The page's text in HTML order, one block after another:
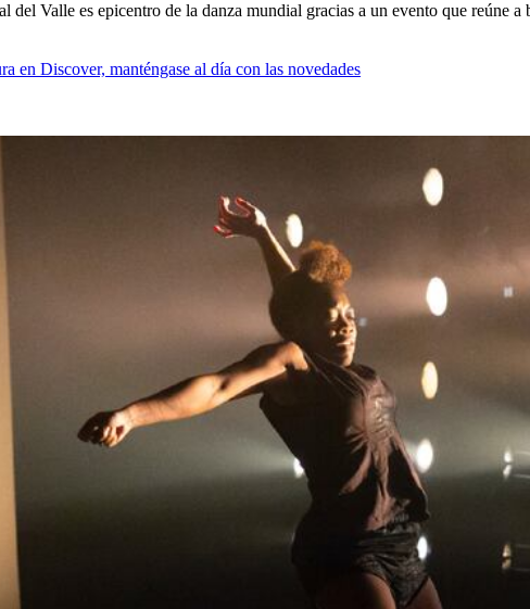
del Valle es epicentro de la danza mundial gracias a un evento que
en Discover, manténgase al día con las novedades